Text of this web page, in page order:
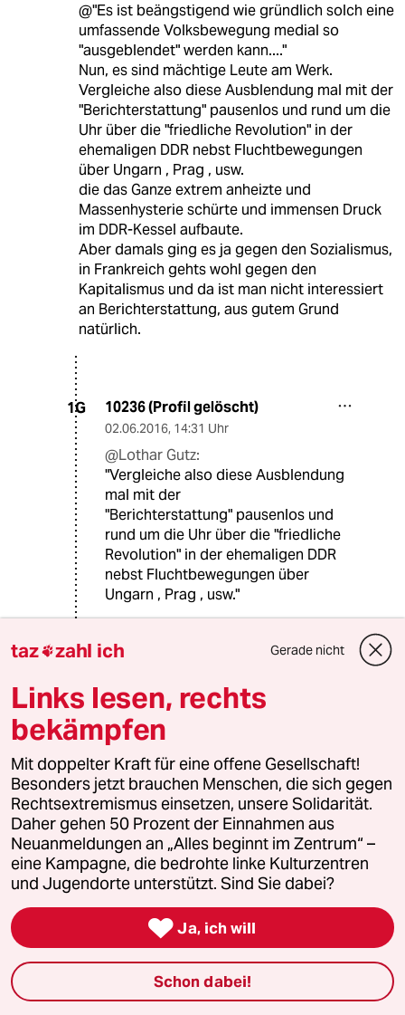
@"Es ist beängstigend wie gründlich solch eine
umfassende Volksbewegung medial so
"ausgeblendet" werden kann...."
Nun, es sind mächtige Leute am Werk.
Vergleiche also diese Ausblendung mal mit der
"Berichterstattung" pausenlos und rund um die
Uhr über die "friedliche Revolution" in der
ehemaligen DDR nebst Fluchtbewegungen
über Ungarn , Prag , usw.
die das Ganze extrem anheizte und
Massenhysterie schürte und immensen Druck
im DDR-Kessel aufbaute.
Aber damals ging es ja gegen den Sozialismus,
in Frankreich gehts wohl gegen den
Kapitalismus und da ist man nicht interessiert
an Berichterstattung, aus gutem Grund
natürlich.
1G 10236 (Profil gelöscht)
02.06.2016, 14:31 Uhr
@Lothar Gutz:
"Vergleiche also diese Ausblendung
mal mit der
"Berichterstattung" pausenlos und
rund um die Uhr über die "friedliche
Revolution" in der ehemaligen DDR
nebst Fluchtbewegungen über
Ungarn , Prag , usw."
Da konnte man am besten sehen: ist
opportun, dann kann sie jeglicher
Couleur sein, kann sie gewalttätig
sein, kann sie auch so unrechtmäßig
sein - sie wird medial glatt
geschliffen und in Pastellfarben
angestrichen.
Hörnchen
01.06.2016,22:09 Uhr
Ein aktueller text zum Ausnahmezustand und
zur Polizeigewalt / Repression in Frankreich:
http://blog.eichhoernchen.fr/post/Notstandges
etzgebung-in-Frankreich-erneut-verlaengert
taz zahl ich Gerade nicht
Links lesen, rechts
bekämpfen
Mit doppelter Kraft für eine offene Gesellschaft!
Besonders jetzt brauchen Menschen, die sich gegen
Rechtsextremismus einsetzen, unsere Solidarität.
Daher gehen 50 Prozent der Einnahmen aus
Neuanmeldungen an „Alles beginnt im Zentrum“ –
eine Kampagne, die bedrohte linke Kulturzentren
und Jugendorte unterstützt. Sind Sie dabei?
 Ja, ich will
Schon dabei!